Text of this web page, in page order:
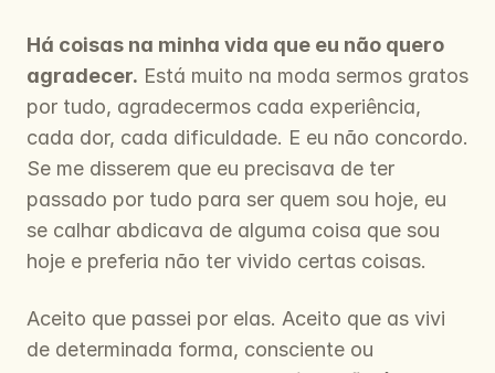
Há coisas na minha vida que eu não quero
agradecer. Está muito na moda sermos gratos
por tudo, agradecermos cada experiência,
cada dor, cada dificuldade. E eu não concordo.
Se me disserem que eu precisava de ter
passado por tudo para ser quem sou hoje, eu
se calhar abdicava de alguma coisa que sou
hoje e preferia não ter vivido certas coisas.
Aceito que passei por elas. Aceito que as vivi
de determinada forma, consciente ou